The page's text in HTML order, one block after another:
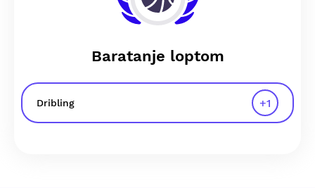
Baratanje loptom
Dribling +1